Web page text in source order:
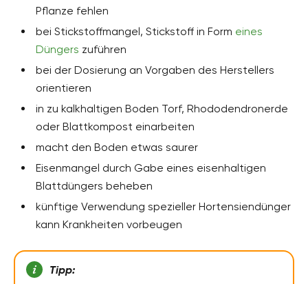
Pflanze fehlen
bei Stickstoffmangel, Stickstoff in Form eines
Düngers zuführen
bei der Dosierung an Vorgaben des Herstellers
orientieren
in zu kalkhaltigen Boden Torf, Rhododendronerde
oder Blattkompost einarbeiten
macht den Boden etwas saurer
Eisenmangel durch Gabe eines eisenhaltigen
Blattdüngers beheben
künftige Verwendung spezieller Hortensiendünger
kann Krankheiten vorbeugen
Tipp: